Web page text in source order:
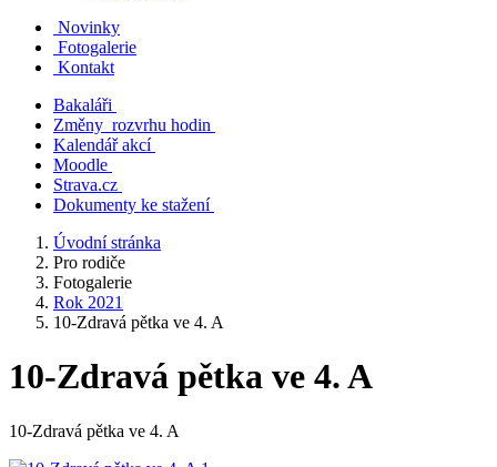
Novinky
Fotogalerie
Kontakt
Bakaláři
Změny rozvrhu hodin
Kalendář akcí
Moodle
Strava.cz
Dokumenty ke stažení
Úvodní stránka
Pro rodiče
Fotogalerie
Rok 2021
10-Zdravá pětka ve 4. A
10-Zdravá pětka ve 4. A
10-Zdravá pětka ve 4. A